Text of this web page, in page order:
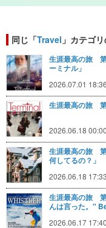
同じ「Travel 」カテゴ
生涯最高の旅
ーミナル」
2026.07.01 18:36
生涯最高の旅
2026.06.18 00:00
生涯最高の旅
何してるの？」
2026.06.18 17:33
生涯最高の旅 第
んは言った。"
2026.06.17 17:40